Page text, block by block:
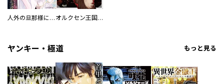
人外の旦那様に娶られ毎晩ナカまで愛される…。アンソロジー オルクセン王国史
ヤンキー・極道 もっと見る